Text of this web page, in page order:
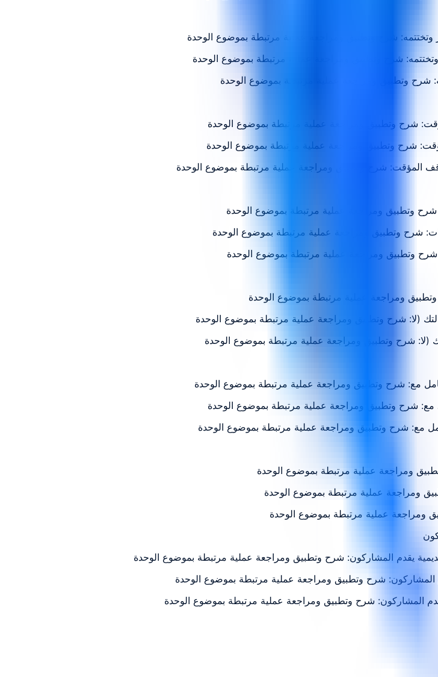
وتختتمه: شرح وتطبيق ومراجعة عملية مرتبطة بموضوع الوحدة
وتختتمه: شرح وتطبيق ومراجعة عملية مرتبطة بموضوع الوحدة
شرح وتطبيق ومراجعة عملية مرتبطة بموضوع الوحدة
شرح وتطبيق ومراجعة عملية مرتبطة بموضوع الوحدة
شرح وتطبيق ومراجعة عملية مرتبطة بموضوع الوحدة
المؤقت: شرح وتطبيق ومراجعة عملية مرتبطة بموضوع الوحدة
شرح وتطبيق ومراجعة عملية مرتبطة بموضوع الوحدة
شرح وتطبيق ومراجعة عملية مرتبطة بموضوع الوحدة
شرح وتطبيق ومراجعة عملية مرتبطة بموضوع الوحدة
ومراجعة عملية مرتبطة بموضوع الوحدة
(لا: شرح وتطبيق ومراجعة عملية مرتبطة بموضوع الوحدة
(لا: شرح وتطبيق ومراجعة عملية مرتبطة بموضوع الوحدة
مع: شرح وتطبيق ومراجعة عملية مرتبطة بموضوع الوحدة
مع: شرح وتطبيق ومراجعة عملية مرتبطة بموضوع الوحدة
مع: شرح وتطبيق ومراجعة عملية مرتبطة بموضوع الوحدة
ومراجعة عملية مرتبطة بموضوع الوحدة
ومراجعة عملية مرتبطة بموضوع الوحدة
ومراجعة عملية مرتبطة بموضوع الوحدة
يقدم المشاركون: شرح وتطبيق ومراجعة عملية مرتبطة بموضوع الوحدة
المشاركون: شرح وتطبيق ومراجعة عملية مرتبطة بموضوع الوحدة
المشاركون: شرح وتطبيق ومراجعة عملية مرتبطة بموضوع الوحدة